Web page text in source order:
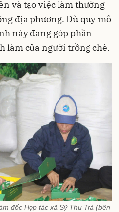
và tạo việc làm thường
địa phương. Dù quy mô
này đang góp phần
làm của người trồng chè.
đốc Hợp tác xã Sỹ Thu Trà (bên